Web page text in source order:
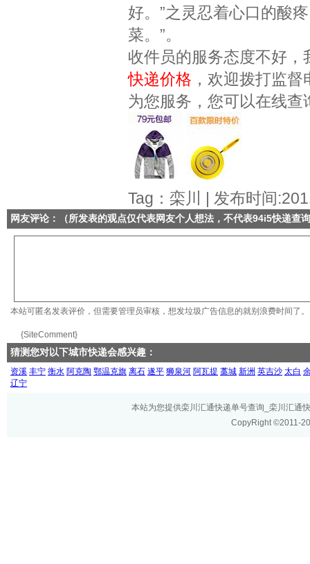
好。”之灵忍着心口的酸
菜。”。
收件员的服务态度不好
快递价格 ，欢迎拨打监
为您服务，您可以在线
Tag：栾川 | 发布时间
网友评论：（所发表的观点仅代表网友个人想法，不代表94i5快递查
本站可匿名发表评价，但需要管理员审核，想发垃圾广告信息的就别浪费时间了。
{SiteComment}
猜测您对以下城市快递会感兴趣：
资溪 丰宁 衡水 阿克陶 鄂温克旗 离石 遂平 狮泉河 阿瓦提 藁城 新洲 英吉沙 太白
辽宁
本站为您提供栾川汇通快递单号查询_栾川汇通
CopyRight ©2011-